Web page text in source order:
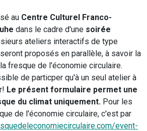
au Centre Culturel Franco-
dans le cadre d'une soirée
ateliers interactifs de type
proposés en parallèle, à savoir la
fresque de l'économie circulaire.
de particper qu'à un seul atelier à
Le présent formulaire permet une
du climat uniquement. Pour les
de l'économie circulaire, c'est par
event-